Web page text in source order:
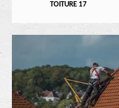
TOITURE 17